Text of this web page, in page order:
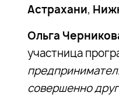
Астрахани,
Ольга
участница
совершенно